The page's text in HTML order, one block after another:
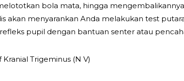
bola mata, hingga
akan menyarankan Anda melakukan test
pupil dengan bantuan senter atau
Kranial Trigeminus (N V)